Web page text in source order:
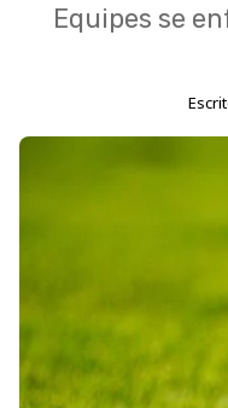
Equipes se